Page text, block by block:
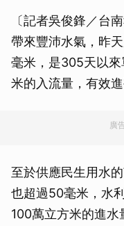
〔記者吳俊鋒／台
帶來豐沛水氣，昨
毫米，是305天以
米的入流量，有效進
廣
至於供應民生用水
也超過50毫米，水
100萬立方米的進水